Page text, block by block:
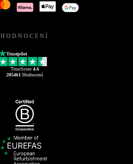
HODNOCENÍ
Trustpilot
TrustScore 4.6
205461 Hodnocení